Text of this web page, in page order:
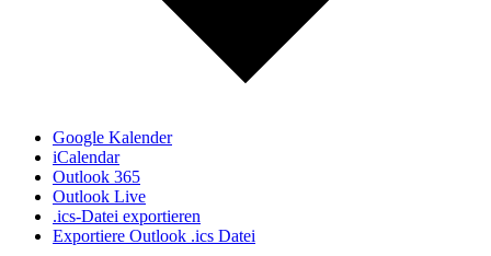
Google Kalender
iCalendar
Outlook 365
Outlook Live
.ics-Datei exportieren
Exportiere Outlook .ics Datei